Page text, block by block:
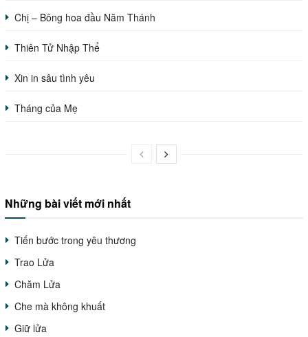
Chị – Bông hoa đầu Năm Thánh
Thiên Tử Nhập Thể
Xin in sâu tình yêu
Tháng của Mẹ
Những bài viết mới nhất
Tiến bước trong yêu thương
Trao Lửa
Chăm Lửa
Che mà không khuất
Giữ lửa